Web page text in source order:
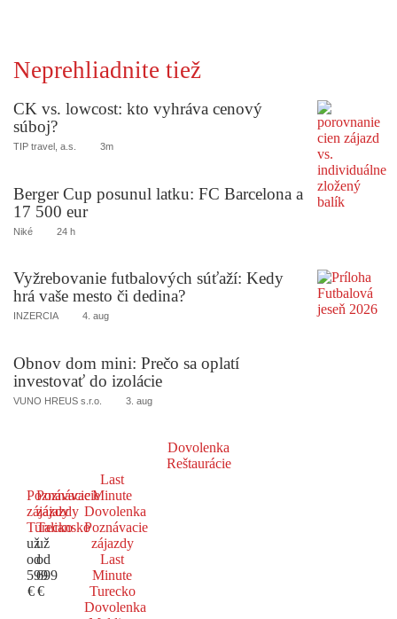
Neprehliadnite tiež
CK vs. lowcost: kto vyhráva cenový
súboj?
TIP travel, a.s. 3m
Berger Cup posunul latku: FC Barcelona a
17 500 eur
Niké 24 h
Vyžrebovanie futbalových súťaží: Kedy
hrá vaše mesto či dedina?
INZERCIA 4. aug
Obnov dom mini: Prečo sa oplatí
investovať do izolácie
VUNO HREUS s.r.o. 3. aug
Dovolenka
Reštaurácie
Poznávacie
zájazdy
Turecko
už
od
599
€
Poznávacie
zájazdy
Taliansko
už
od
699
€
Last
Minute
Dovolenka
Poznávacie
zájazdy
Last
Minute
Turecko
Dovolenka